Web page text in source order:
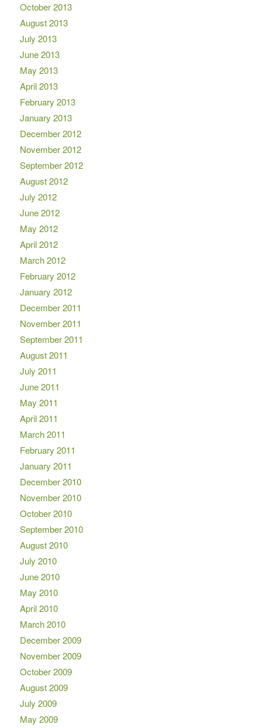
October 2013
August 2013
July 2013
June 2013
May 2013
April 2013
February 2013
January 2013
December 2012
November 2012
September 2012
August 2012
July 2012
June 2012
May 2012
April 2012
March 2012
February 2012
January 2012
December 2011
November 2011
September 2011
August 2011
July 2011
June 2011
May 2011
April 2011
March 2011
February 2011
January 2011
December 2010
November 2010
October 2010
September 2010
August 2010
July 2010
June 2010
May 2010
April 2010
March 2010
December 2009
November 2009
October 2009
August 2009
July 2009
May 2009